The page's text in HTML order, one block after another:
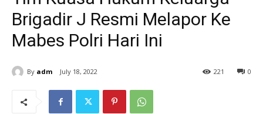
Brigadir J Resmi Melapor Ke
Mabes Polri Hari Ini
By adm July 18, 2022 0
221